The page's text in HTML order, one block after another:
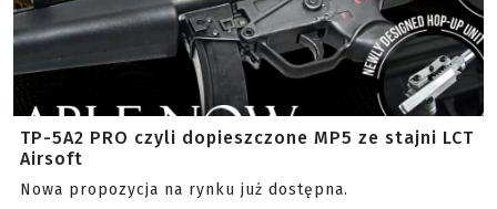
TP-5A2 PRO czyli dopieszczone MP5 ze stajni LCT
Airsoft
Nowa propozycja na rynku już dostępna.